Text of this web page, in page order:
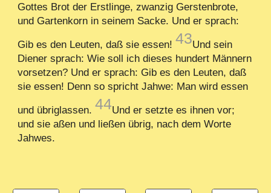
Gottes Brot der Erstlinge, zwanzig Gerstenbrote,
und Gartenkorn in seinem Sacke. Und er sprach:
Gib es den Leuten, daß sie essen!43Und sein
Diener sprach: Wie soll ich dieses hundert Männern
vorsetzen? Und er sprach: Gib es den Leuten, daß
sie essen! Denn so spricht Jahwe: Man wird essen
und übriglassen.44Und er setzte es ihnen vor;
und sie aßen und ließen übrig, nach dem Worte
Jahwes.